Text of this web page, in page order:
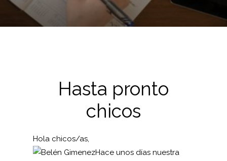
Hasta pronto
chicos
Hola chicos/as,
Hace unos días nuestra